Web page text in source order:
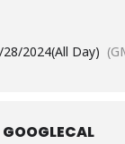
28/2024(All Day)
GOOGLECAL